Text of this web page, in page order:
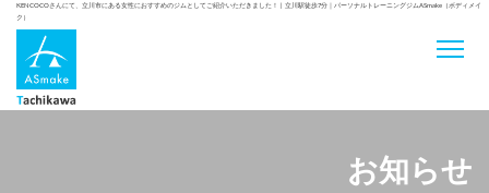
KENCOCOさんにて、立川市にある女性におすすめのジムとしてご紹介いただきました！ | 立川駅徒歩7分｜パーソナルトレーニングジムASmake（ボディメイ
ク）
お知らせ